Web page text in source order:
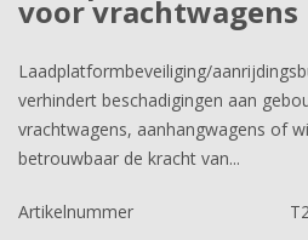
voor vrachtwagens
Laadplatformbeveiliging/
verhindert beschadigingen aan
vrachtwagens, aanhangwagens of
betrouwbaar de kracht van...
Artikelnummer